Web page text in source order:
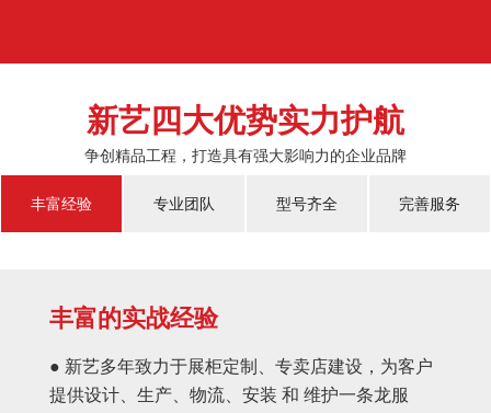
新艺四大优势实力护航
争创精品工程，打造具有强大影响力的企业品牌
丰富经验 专业团队 型号齐全 完善服务
丰富的实战经验
● 新艺多年致力于展柜定制、专卖店建设，为客户
提供设计、生产、物流、安装 和 维护一条龙服